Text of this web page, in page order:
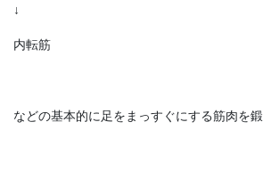
↓
内転筋
などの基本的に足をまっすぐにする筋肉を鍛